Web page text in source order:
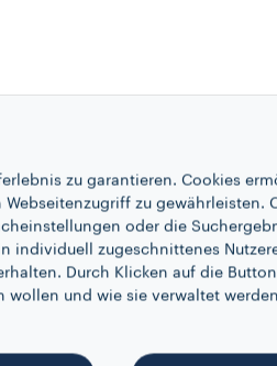
zu garantieren. Cookies
zu gewährleisten.
oder die
individuell zugeschnittenes
Durch Klicken auf die
und wie sie verwaltet